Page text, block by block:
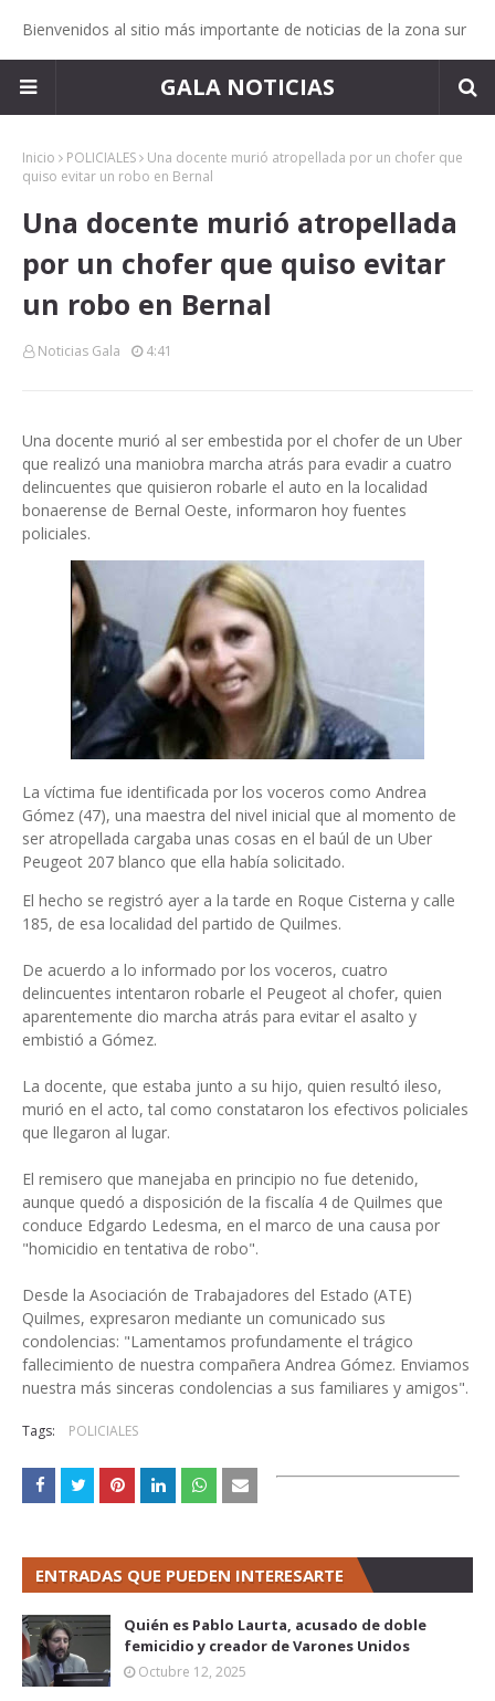
Bienvenidos al sitio más importante de noticias de la zona sur
GALA NOTICIAS
Inicio POLICIALES
Una docente murió atropellada por un chofer que
quiso evitar un robo en Bernal
Una docente murió atropellada
por un chofer que quiso evitar
un robo en Bernal
Noticias Gala 4:41
Una docente murió al ser embestida por el chofer de un Uber
que realizó una maniobra marcha atrás para evadir a cuatro
delincuentes que quisieron robarle el auto en la localidad
bonaerense de Bernal Oeste, informaron hoy fuentes
policiales.
La víctima fue identificada por los voceros como Andrea
Gómez (47), una maestra del nivel inicial que al momento de
ser atropellada cargaba unas cosas en el baúl de un Uber
Peugeot 207 blanco que ella había solicitado.
El hecho se registró ayer a la tarde en Roque Cisterna y calle
185, de esa localidad del partido de Quilmes.
De acuerdo a lo informado por los voceros, cuatro
delincuentes intentaron robarle el Peugeot al chofer, quien
aparentemente dio marcha atrás para evitar el asalto y
embistió a Gómez.
La docente, que estaba junto a su hijo, quien resultó ileso,
murió en el acto, tal como constataron los efectivos policiales
que llegaron al lugar.
El remisero que manejaba en principio no fue detenido,
aunque quedó a disposición de la fiscalía 4 de Quilmes que
conduce Edgardo Ledesma, en el marco de una causa por
"homicidio en tentativa de robo".
Desde la Asociación de Trabajadores del Estado (ATE)
Quilmes, expresaron mediante un comunicado sus
condolencias: "Lamentamos profundamente el trágico
fallecimiento de nuestra compañera Andrea Gómez. Enviamos
nuestra más sinceras condolencias a sus familiares y amigos".
Tags: POLICIALES
ENTRADAS QUE PUEDEN INTERESARTE
Quién es Pablo Laurta, acusado de doble
femicidio y creador de Varones Unidos
Octubre 12, 2025